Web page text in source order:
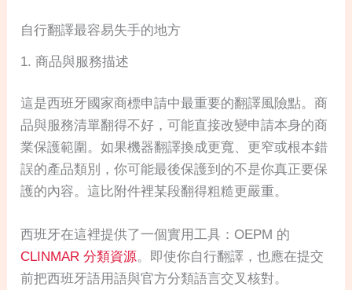
自行翻譯最容易失手的地方
1. 商品與服務描述
這是西班牙國家商標申請中最重要的翻譯風險點。商
品與服務清單翻得不好，可能直接改變申請本身的商
業保護範圍。如果機器翻譯換成更寬、更窄或根本錯
誤的產品類別，你可能最後保護到的不是你真正要保
護的內容。這比附件裡某段翻得粗糙更嚴重。
西班牙在這裡提供了一個實用工具：OEPM 的
CLINMAR 分類資源。即使你自行翻譯，也應在提交
前把西班牙語用語與官方分類語言交叉核對。